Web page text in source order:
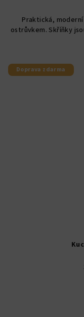
Praktická,
ostrůvkem. Skříňky
Doprava zdarma